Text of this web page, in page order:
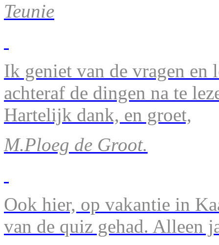
Teunie
Ik geniet van de vragen en
achteraf de dingen na te
Hartelijk dank, en groet,
M.Ploeg de Groot.
Ook hier, op vakantie in
van de quiz gehad. Alleen